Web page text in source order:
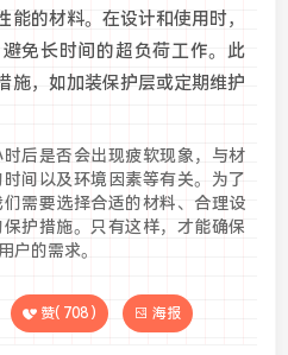
的材料。在设计和使用时，
免长时间的超负荷工作。此
施，如加装保护层或定期维护
后是否会出现疲软现象，与材
间以及环境因素等有关。为了
需要选择合适的材料、合理设
护措施。只有这样，才能确保
户的需求。
赞( 708 ) 海报